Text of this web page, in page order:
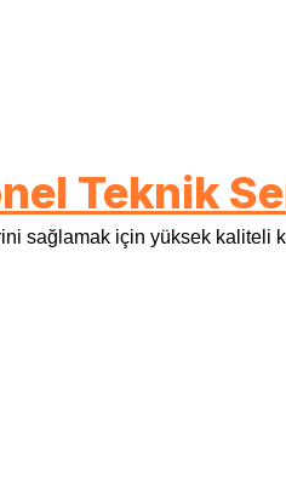
Teknik
sağlamak için yüksek kaliteli